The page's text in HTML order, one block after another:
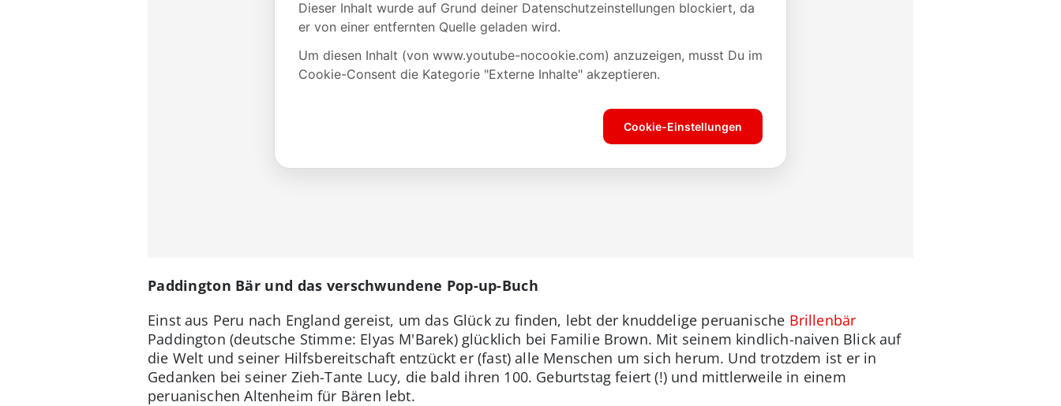
Paddington Bär und das verschwundene Pop-up-Buch
Einst aus Peru nach England gereist, um das Glück zu finden, lebt der knuddelige peruanische Brillenbär
Paddington (deutsche Stimme: Elyas M'Barek) glücklich bei Familie Brown. Mit seinem kindlich-naiven Blick auf
die Welt und seiner Hilfsbereitschaft entzückt er (fast) alle Menschen um sich herum. Und trotzdem ist er in
Gedanken bei seiner Zieh-Tante Lucy, die bald ihren 100. Geburtstag feiert (!) und mittlerweile in einem
peruanischen Altenheim für Bären lebt.